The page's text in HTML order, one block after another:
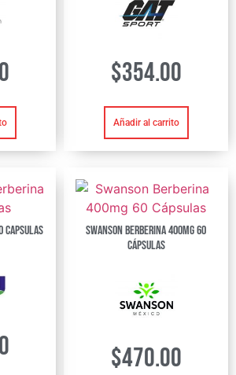
$354.00
Añadir al carrito
Capsulas
Swanson Berberina 400mg 60
Cápsulas
$470.00